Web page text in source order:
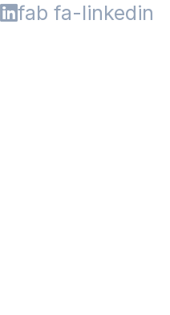
fab fa-linkedin